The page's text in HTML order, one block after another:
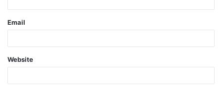
Email
Website